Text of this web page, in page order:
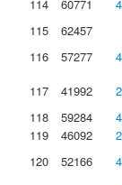
114
60771
115
62457
116
57277
117
41992
118
59284
119
46092
120
52166